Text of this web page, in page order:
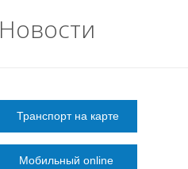
Новости
Транспорт на карте
Мобильный online